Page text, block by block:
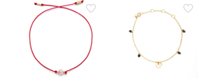
wiele
wariantów.
stronie
produktu
wiele
wariantów.
można
wybrać
na
stronie